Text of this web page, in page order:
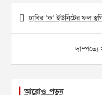
Post
navigation
ঢাবির ‘ক’ ইউনিটের ফল
দাম্পত্যে
আরোও পড়ুন